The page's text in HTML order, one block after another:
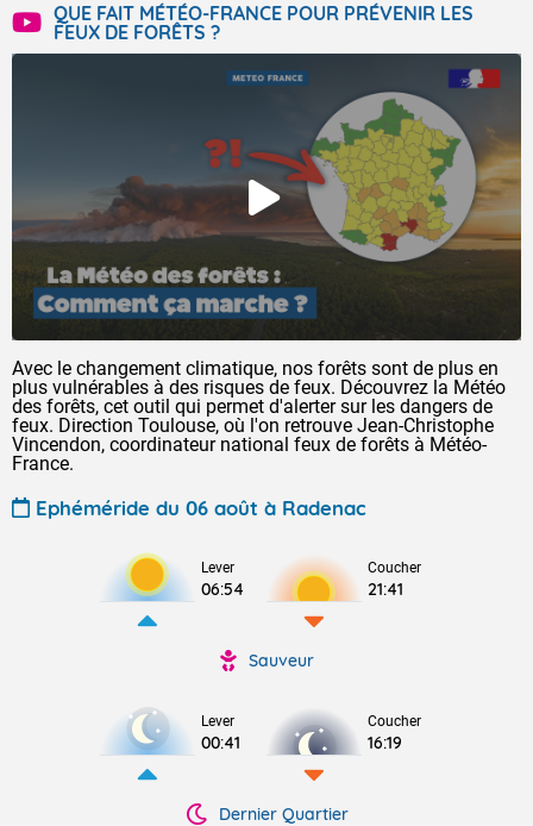
QUE FAIT MÉTÉO-FRANCE POUR PRÉVENIR LES
FEUX DE FORÊTS ?
Avec le changement climatique, nos forêts sont de plus en
plus vulnérables à des risques de feux. Découvrez la Météo
des forêts, cet outil qui permet d'alerter sur les dangers de
feux. Direction Toulouse, où l'on retrouve Jean-Christophe
Vincendon, coordinateur national feux de forêts à Météo-
France.
Ephéméride du 06 août à Radenac
Lever
06:54
Coucher
21:41
Sauveur
Lever
00:41
Coucher
16:19
Dernier Quartier